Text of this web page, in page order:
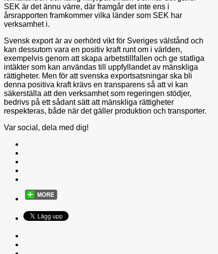
SEK är det ännu värre, där framgår det inte ens i
årsrapporten framkommer vilka länder som SEK har
verksamhet i.
Svensk export är av oerhörd vikt för Sveriges välstånd och
kan dessutom vara en positiv kraft runt om i världen,
exempelvis genom att skapa arbetstillfallen och ge statliga
intäkter som kan användas till uppfyllandet av mänskliga
rättigheter. Men för att svenska exportsatsningar ska bli
denna positiva kraft krävs en transparens så att vi kan
säkerställa att den verksamhet som regeringen stödjer,
bedrivs på ett sådant sätt att mänskliga rättigheter
respekteras, både när det gäller produktion och transporter.
Var social, dela med dig!